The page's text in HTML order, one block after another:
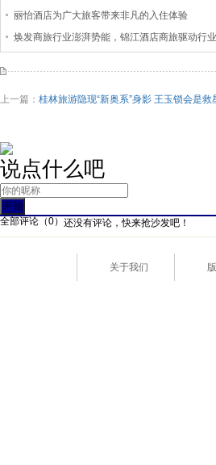
丽怡酒店为广大旅客带来非凡的入住体验
焕发商旅行业澎湃势能，锦江酒店商旅驱动行业
上一篇： 桂林旅游隐现“新奥系”身影 王玉锁会是救
说点什么吧
全部评论（0） 还没有评论，快来抢沙发吧！
关于我们